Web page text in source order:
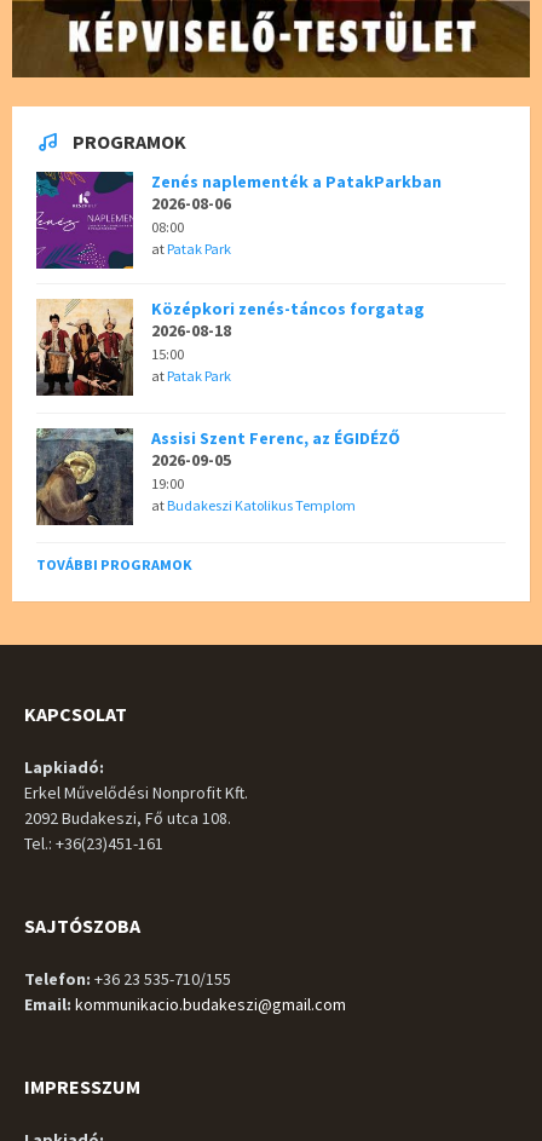
PROGRAMOK
Zenés naplementék a PatakParkban
2026-08-06
08:00
atPatak Park
Középkori zenés-táncos forgatag
2026-08-18
15:00
atPatak Park
Assisi Szent Ferenc, az ÉGIDÉZŐ
2026-09-05
19:00
atBudakeszi Katolikus Templom
TOVÁBBI PROGRAMOK
KAPCSOLAT
Lapkiadó:
Erkel Művelődési Nonprofit Kft.
2092 Budakeszi, Fő utca 108.
Tel.: +36(23)451-161
SAJTÓSZOBA
Telefon: +36 23 535-710/155
Email: kommunikacio.budakeszi@gmail.com
IMPRESSZUM